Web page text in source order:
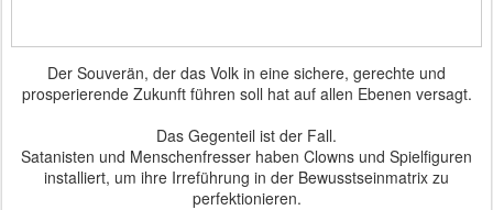
Der Souverän, der das Volk in eine sichere, gerechte und
prosperierende Zukunft führen soll hat auf allen Ebenen versagt.
Das Gegenteil ist der Fall.
Satanisten und Menschenfresser haben Clowns und Spielfiguren
installiert, um ihre Irreführung in der Bewusstseinmatrix zu
perfektionieren.